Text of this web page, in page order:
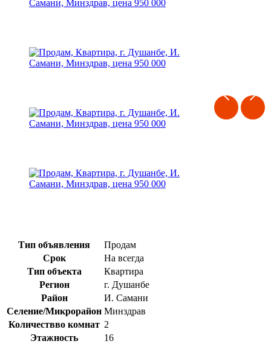
Тип объявления
Продам
Срок
На всегда
Тип объекта
Квартира
Регион
г. Душанбе
Район
И. Самани
Селение/Микрорайон Минздрав
Количествво комнат 2
Этажность
16